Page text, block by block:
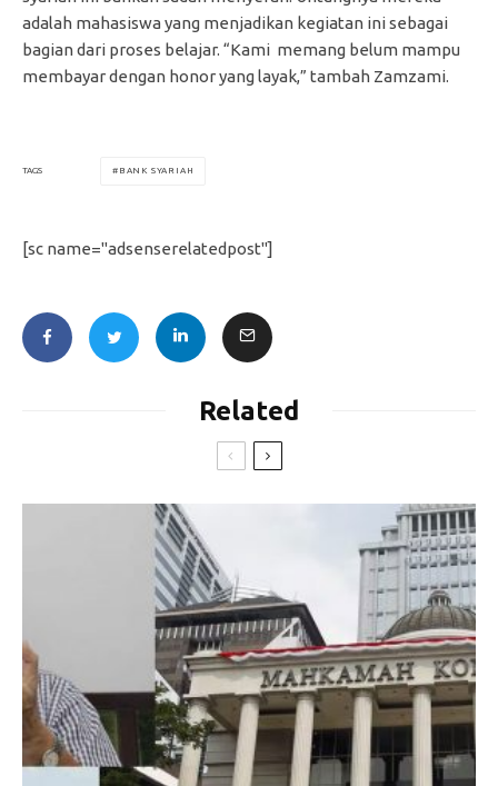
adalah mahasiswa yang menjadikan kegiatan ini sebagai
bagian dari proses belajar. “Kami memang belum mampu
membayar dengan honor yang layak,” tambah Zamzami.
TAGS BANK SYARIAH
[sc name="adsenserelatedpost"]
Related